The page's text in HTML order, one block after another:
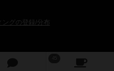
グの登録/分布